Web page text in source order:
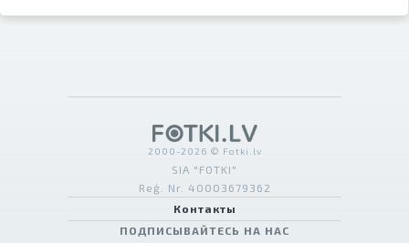
2000-2026 © Fotki.lv
SIA "FOTKI"
Reģ. Nr. 40003679362
Контакты
ПОДПИСЫВАЙТЕСЬ НА НАС